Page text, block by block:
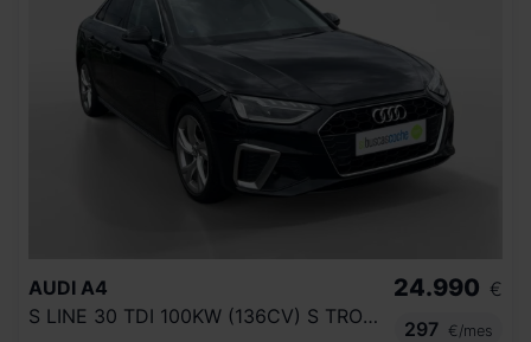
AUDI A4
S LINE 30 TDI 100KW (136CV) S TRONIC
24.990 €
297
€/mes